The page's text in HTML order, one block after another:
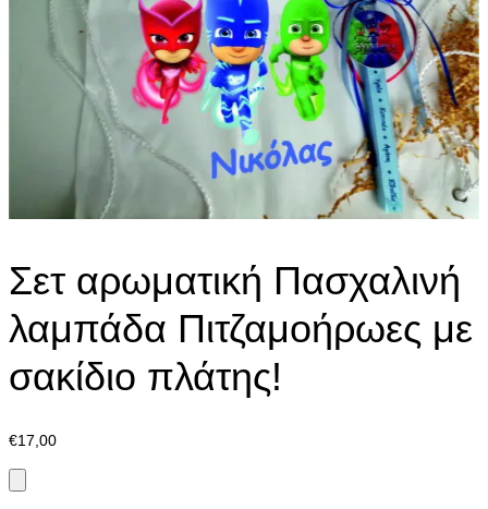
Σετ αρωματική Πασχαλινή
λαμπάδα Πιτζαμοήρωες με
σακίδιο πλάτης!
€17,00